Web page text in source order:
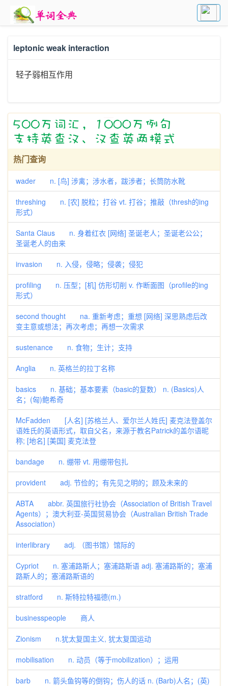
leptonic weak interaction
轻子弱相互作用
热门查询
wader n. [鸟] 涉禽；涉水者，跋涉者；长筒防水靴
threshing n. [农] 脱粒；打谷 vt. 打谷；推敲（thresh的ing
形式）
Santa Claus n. 身着红衣 [网络] 圣诞老人；圣诞老公公；
圣诞老人的由来
invasion n. 入侵，侵略；侵袭；侵犯
profiling n. 压型；[机] 仿形切削 v. 作断面图（profile的ing
形式）
second thought na. 重新考虑；重想 [网络] 深思熟虑后改
变主意或想法；再次考虑；再想一次需求
sustenance n. 食物；生计；支持
Anglia n. 英格兰的拉丁名称
basics n. 基础；基本要素（basic的复数） n. (Basics)人
名；(匈)鲍希奇
McFadden [人名] [苏格兰人、爱尔兰人姓氏] 麦克法登盖尔
语姓氏的英语形式，取自父名，来源于教名Patrick的盖尔语昵
称; [地名] [美国] 麦克法登
bandage n. 绷带 vt. 用绷带包扎
provident adj. 节俭的；有先见之明的；顾及未来的
ABTA abbr. 英国旅行社协会（Association of British Travel
Agents）；澳大利亚-英国贸易协会（Australian British Trade
Association）
interlibrary adj. （图书馆）馆际的
Cypriot n. 塞浦路斯人；塞浦路斯语 adj. 塞浦路斯的；塞浦
路斯人的；塞浦路斯语的
stratford n. 斯特拉特福德(m.)
businesspeople 商人
Zionism n.犹太复国主义, 犹太复国运动
mobilisation n. 动员（等于mobilization）；运用
barb n. 箭头鱼钩等的倒钩；伤人的话 n. (Barb)人名；(英)